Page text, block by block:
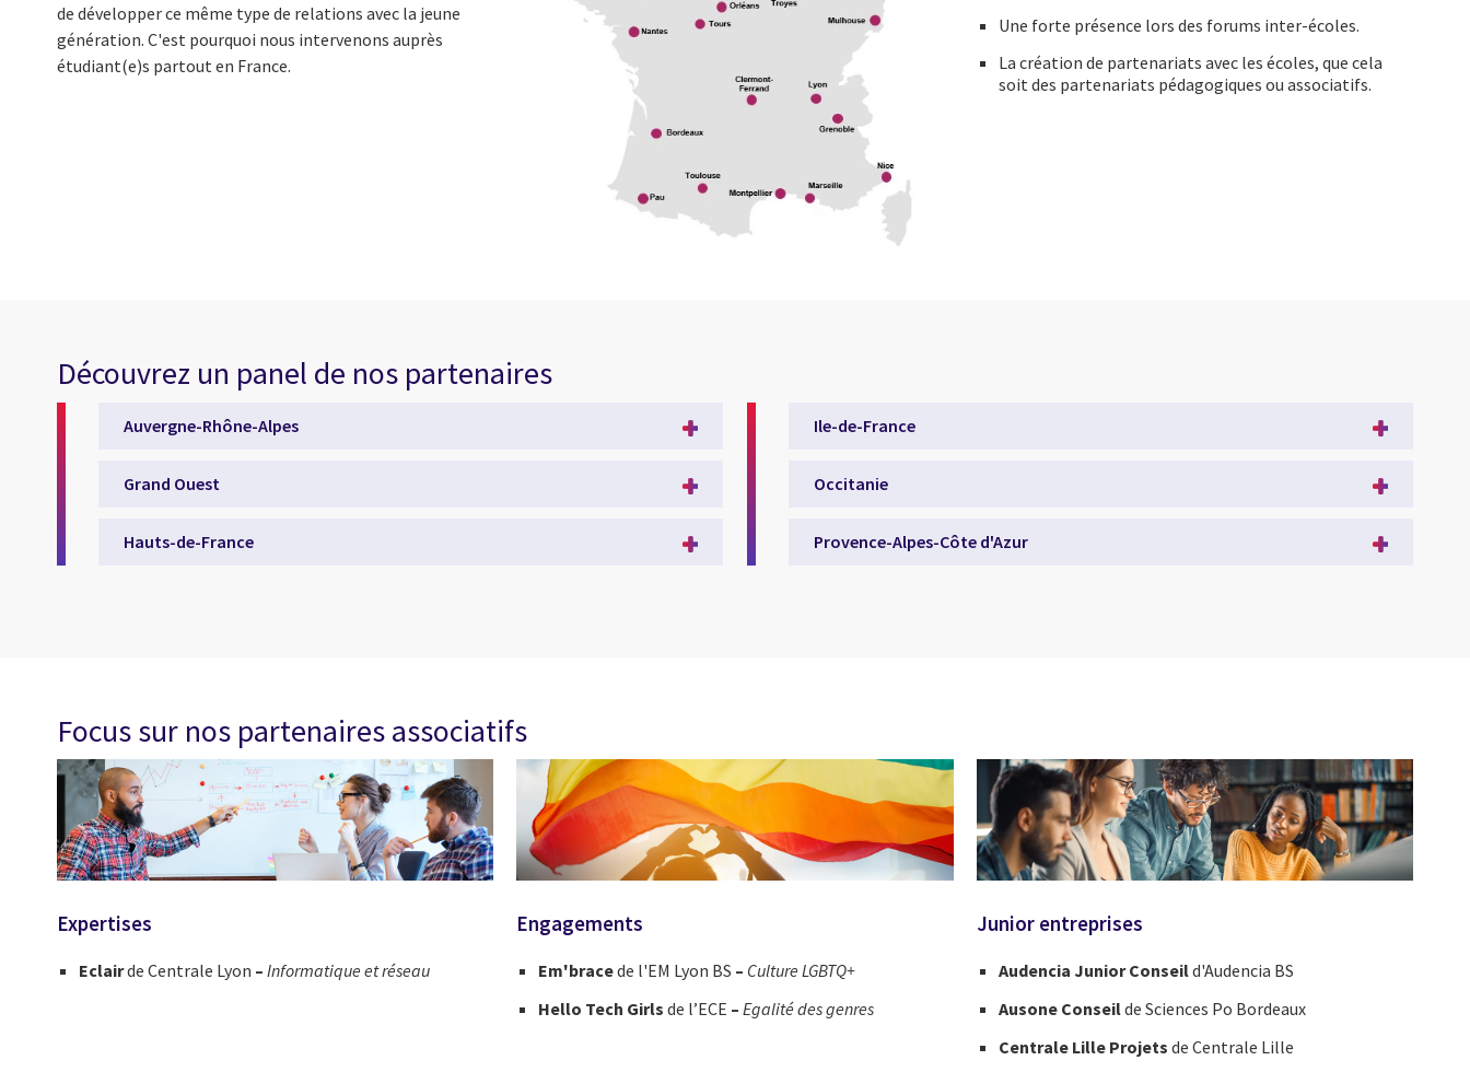
de développer ce même type de relations avec la jeune
génération. C'est pourquoi nous intervenons auprès
étudiant(e)s partout en France.
Une forte présence lors des forums inter-écoles.
La création de partenariats avec les écoles, que cela
soit des partenariats pédagogiques ou associatifs.
Découvrez un panel de nos partenaires
Auvergne-Rhône-Alpes
Grand Ouest
Hauts-de-France
Ile-de-France
Occitanie
Provence-Alpes-Côte d'Azur
Focus sur nos partenaires associatifs
Expertises
Eclairde Centrale Lyon – Informatique et réseau
Engagements
Em'bracede l'EM Lyon BS – Culture LGBTQ+
Hello Tech Girls de l’ECE –Egalité des genres
Junior entreprises
Audencia Junior Conseild'Audencia BS
Ausone Conseilde Sciences Po Bordeaux
Centrale Lille Projets de Centrale Lille